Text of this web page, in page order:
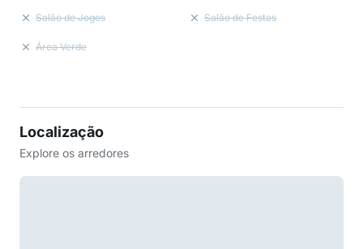
Salão de Jogos Salão de Festas
Área Verde
Localização
Explore os arredores